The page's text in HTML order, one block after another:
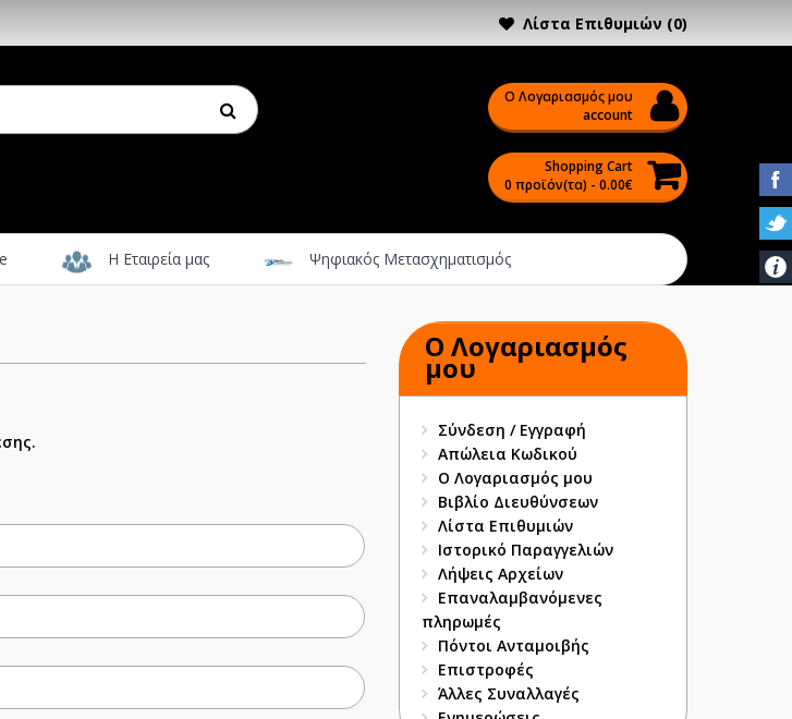
Λίστα Επιθυμιών (0)
Ο Λογαριασμός μου
account
Shopping Cart
0 προϊόν(τα) - 0.00€
Η Εταιρεία μας Ψηφιακός Μετασχηματισμός
.
O Λογαριασμός
μου
Σύνδεση / Εγγραφή
Απώλεια Κωδικού
Ο Λογαριασμός μου
Βιβλίο Διευθύνσεων
Λίστα Επιθυμιών
Ιστορικό Παραγγελιών
Λήψεις Αρχείων
Επαναλαμβανόμενες
πληρωμές
Πόντοι Ανταμοιβής
Επιστροφές
Άλλες Συναλλαγές